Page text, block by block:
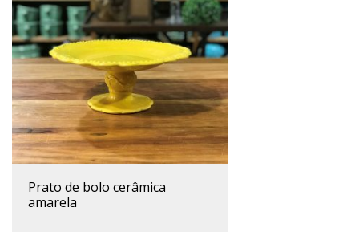
prato de bolo cerâmica
amarela